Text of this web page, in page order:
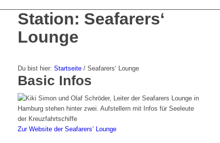
Station: Seafarers‘
Lounge
Du bist hier: Startseite / Seafarers‘ Lounge
Basic Infos
Zur Website der Seafarers’ Lounge